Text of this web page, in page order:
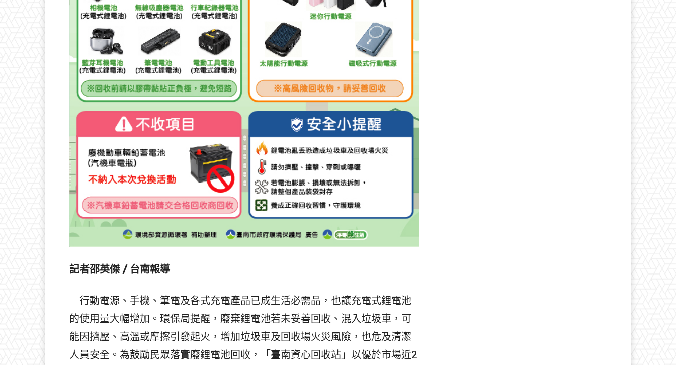
記者邵英傑 / 台南報導
行動電源、手機、筆電及各式充電產品已成生活必需品，也讓充電式鋰電池
的使用量大幅增加。環保局提醒，廢棄鋰電池若未妥善回收、混入垃圾車，可
能因擠壓、高溫或摩擦引發起火，增加垃圾車及回收場火災風險，也危及清潔
人員安全。為鼓勵民眾落實廢鋰電池回收，「臺南資心回收站」以優於市場近2